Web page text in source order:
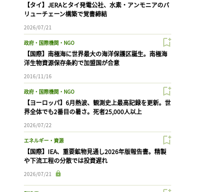
【タイ】JERAとタイ発電公社、水素・アンモニアのバ
リューチェーン構築で覚書締結
2026/07/21
政府・国際機関・NGO
【国際】南極海に世界最大の海洋保護区誕生。南極海
洋生物資源保存条約で加盟国が合意
2016/11/16
政府・国際機関・NGO
【ヨーロッパ】6月熱波、観測史上最高記録を更新。世
界全体でも2番目の暑さ。死者25,000人以上
2026/07/22
エネルギー・資源
【国際】IEA、重要鉱物見通し2026年版報告書。精製
や下流工程の分散では投資遅れ
2026/07/21